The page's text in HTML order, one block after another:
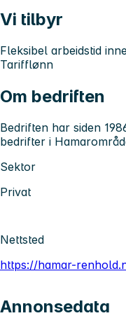
Vi tilbyr
Fleksibel arbeidstid
Tarifflønn
Om bedriften
Bedriften har siden
bedrifter i
Sektor
Privat
Nettsted
https://hamar-
Annonsedata